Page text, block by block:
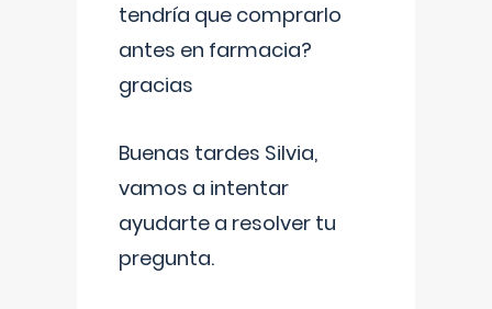
tendría que comprarlo
antes en farmacia?
gracias
Buenas tardes Silvia,
vamos a intentar
ayudarte a resolver tu
pregunta.